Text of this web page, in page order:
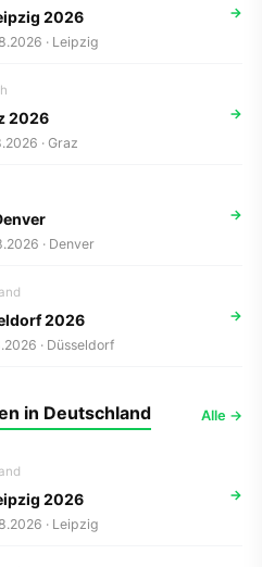
2026
· Leipzig
→
2026
· Graz
→
· Denver
→
2026
· Düsseldorf
→
in Deutschland Alle →
2026
· Leipzig
→